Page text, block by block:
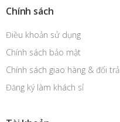
Chính sách
Điều khoản sử dụng
Chính sách bảo mật
Chính sách giao hàng & đổi trả
Đăng ký làm khách sỉ